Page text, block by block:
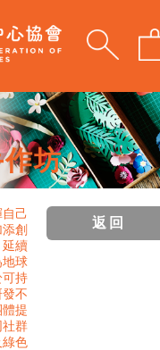
坊
己
創
延續
地球
可持
不
提
社群
綠色
返回